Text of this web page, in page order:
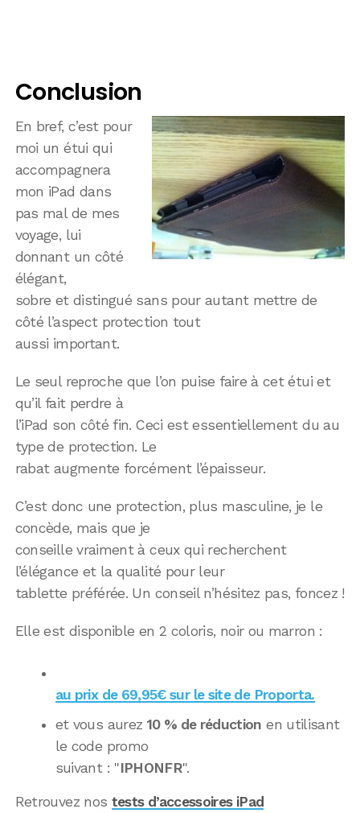
Conclusion
En bref, c’est pour
moi un étui qui
accompagnera
mon iPad dans
pas mal de mes
voyage, lui
donnant un côté
élégant,
sobre et distingué sans pour autant mettre de
côté l’aspect protection tout
aussi important.
Le seul reproche que l’on puise faire à cet étui et
qu’il fait perdre à
l’iPad son côté fin. Ceci est essentiellement du au
type de protection. Le
rabat augmente forcément l’épaisseur.
C’est donc une protection, plus masculine, je le
concède, mais que je
conseille vraiment à ceux qui recherchent
l’élégance et la qualité pour leur
tablette préférée. Un conseil n’hésitez pas, foncez !
Elle est disponible en 2 coloris, noir ou marron :
au prix de 69,95€ sur le site de Proporta.
et vous aurez 10 % de réduction en utilisant
le code promo
suivant : "IPHONFR".
Retrouvez nos tests d’accessoires iPad